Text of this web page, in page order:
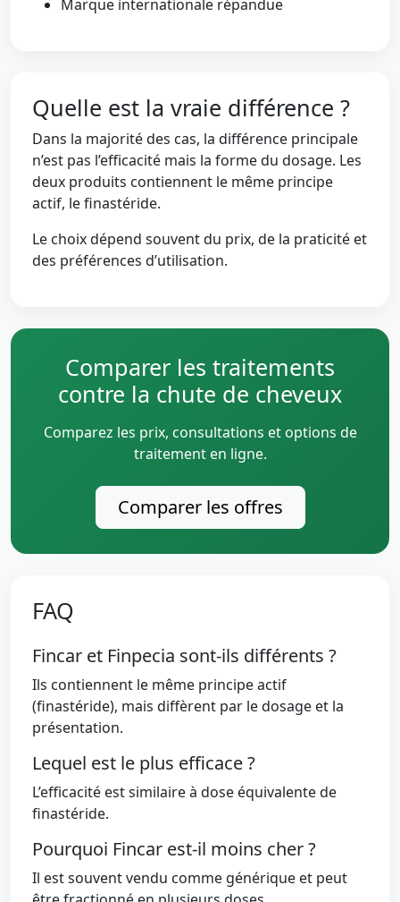
Marque internationale répandue
Quelle est la vraie différence ?
Dans la majorité des cas, la différence principale
n’est pas l’efficacité mais la forme du dosage. Les
deux produits contiennent le même principe
actif, le finastéride.
Le choix dépend souvent du prix, de la praticité et
des préférences d’utilisation.
Comparer les traitements
contre la chute de cheveux
Comparez les prix, consultations et options de
traitement en ligne.
Comparer les offres
FAQ
Fincar et Finpecia sont-ils différents ?
Ils contiennent le même principe actif
(finastéride), mais diffèrent par le dosage et la
présentation.
Lequel est le plus efficace ?
L’efficacité est similaire à dose équivalente de
finastéride.
Pourquoi Fincar est-il moins cher ?
Il est souvent vendu comme générique et peut